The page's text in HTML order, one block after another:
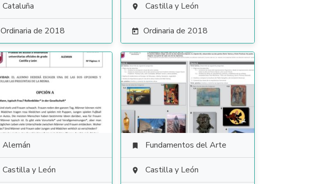
Cataluña
Ordinaria de 2018
 Castilla y León
 Ordinaria de 2018
Alemán
Castilla y León
 Fundamentos del Arte
 Castilla y León